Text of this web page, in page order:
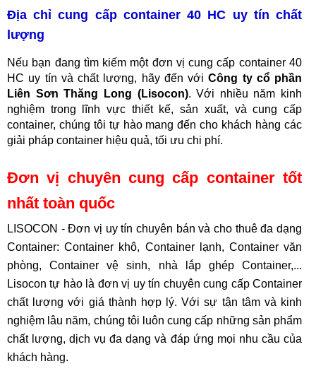
Địa chỉ cung cấp container 40 HC uy tín chất
lượng
Nếu bạn đang tìm kiếm một đơn vị cung cấp container 40
HC uy tín và chất lượng, hãy đến vớiCông ty cổ phần
Liên Sơn Thăng Long (Lisocon). Với nhiều năm kinh
nghiệm trong lĩnh vực thiết kế, sản xuất, và cung cấp
container, chúng tôi tự hào mang đến cho khách hàng các
giải pháp container hiệu quả, tối ưu chi phí.
Đơn vị chuyên cung cấp container tốt
nhất toàn quốc
LISOCON - Đơn vị uy tín chuyên bán và cho thuê đa dạng
Container: Container khô, Container lạnh, Container văn
phòng, Container vệ sinh, nhà lắp ghép Container,...
Lisocon tự hào là đơn vị uy tín chuyên cung cấp Container
chất lượng với giá thành hợp lý. Với sự tận tâm và kinh
nghiệm lâu năm, chúng tôi luôn cung cấp những sản phẩm
chất lượng, dịch vụ đa dạng và đáp ứng mọi nhu cầu của
khách hàng.